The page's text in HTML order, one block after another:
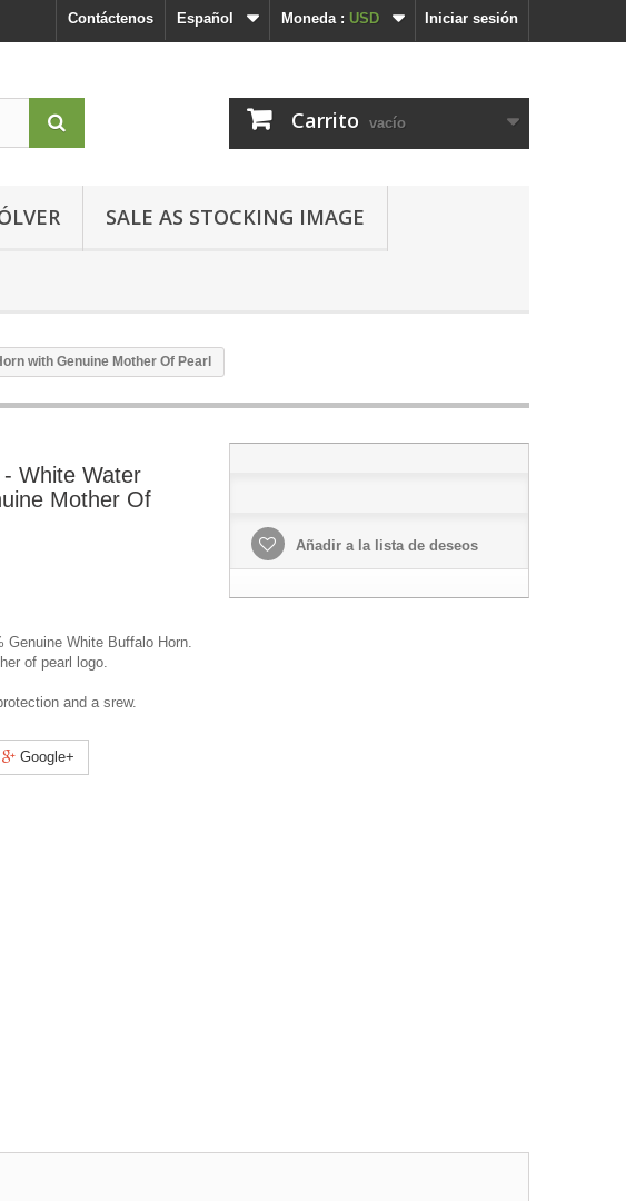
Iniciar sesión
Moneda : USD
Español
Contáctenos
Carrito vacío
SALE AS STOCKING IMAGE
with Genuine Mother Of Pearl
White Water
Mother Of
Genuine White Buffalo Horn.
of pearl logo.
and a srew.
Google+
Añadir a la lista de deseos